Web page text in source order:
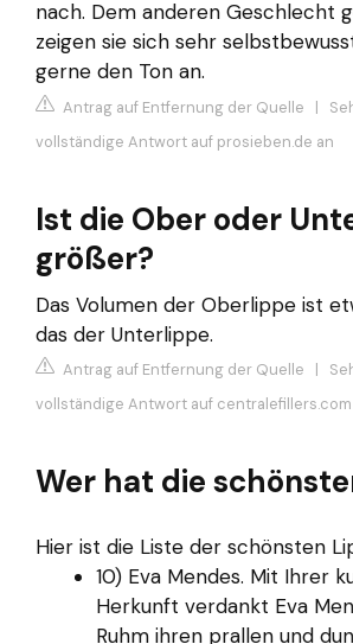
nach. Dem anderen Geschlecht
zeigen sie sich sehr
gerne den Ton an.
Antrag auf Entfernung der Quelle |
vollständige Antwort auf prosieben.de an
Ist die Ober oder
größer?
Das Volumen der Oberlippe ist
das der Unterlippe.
Antrag auf Entfernung der Quelle |
vollständige Antwort auf centralefillers.com
Wer hat die
Hier ist die Liste der schönsten
10) Eva Mendes. Mit Ihrer
Herkunft verdankt Eva
Ruhm ihren prallen und